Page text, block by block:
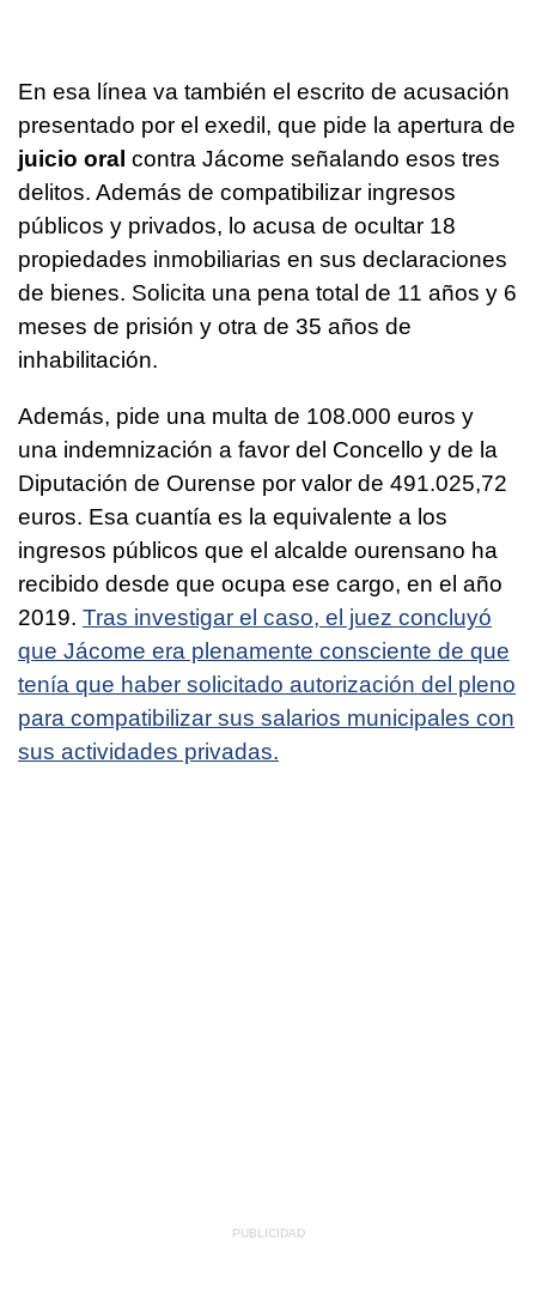
En esa línea va también el escrito de acusación
presentado por el exedil, que pide la apertura de
juicio oral contra Jácome señalando esos tres
delitos. Además de compatibilizar ingresos
públicos y privados, lo acusa de ocultar 18
propiedades inmobiliarias en sus declaraciones
de bienes. Solicita una pena total de 11 años y 6
meses de prisión y otra de 35 años de
inhabilitación.
Además, pide una multa de 108.000 euros y
una indemnización a favor del Concello y de la
Diputación de Ourense por valor de 491.025,72
euros. Esa cuantía es la equivalente a los
ingresos públicos que el alcalde ourensano ha
recibido desde que ocupa ese cargo, en el año
2019. Tras investigar el caso, el juez concluyó
que Jácome era plenamente consciente de que
tenía que haber solicitado autorización del pleno
para compatibilizar sus salarios municipales con
sus actividades privadas.